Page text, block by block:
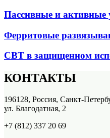
Пассивные и активные
Ферритовые
СВТ в защищенном
КОНТАКТЫ
196128, Россия, Санкт-
ул. Благодатная, 2
+7 (812) 337 20 69